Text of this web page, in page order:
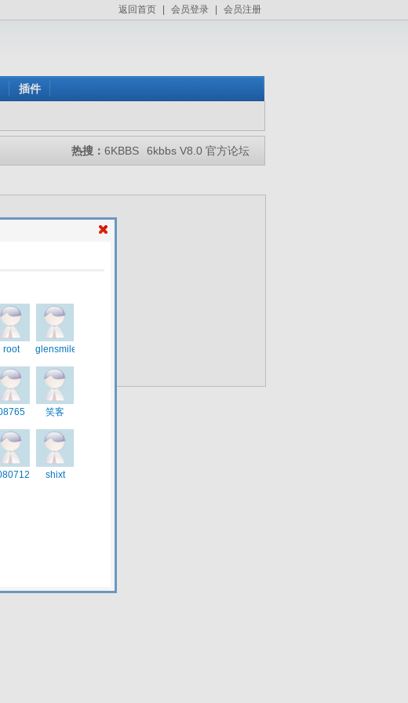
返回首页 会员登录 会员注册
插件
热搜： 6KBBS 6kbbs V8.0 官方论坛